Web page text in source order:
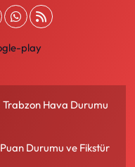
Trabzon Hava Durumu
Puan Durumu ve Fikstür